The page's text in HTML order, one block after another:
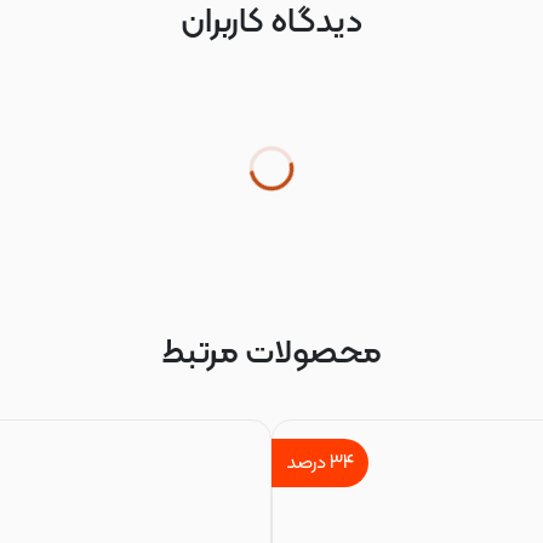
دیدگاه کاربران
محصولات مرتبط
۳۴درصد